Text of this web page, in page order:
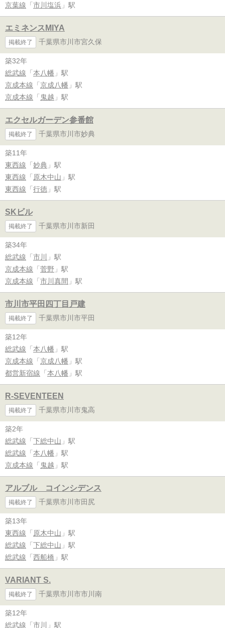
京葉線 「 市川塩浜 」駅
エミネンスMIYA
掲載終了 千葉県市川市宮久保
築32年
総武線 「 本八幡 」駅
京成本線 「 京成八幡 」駅
京成本線 「 鬼越 」駅
エクセルガーデン参番館
掲載終了 千葉県市川市妙典
築11年
東西線 「 妙典 」駅
東西線 「 原木中山 」駅
東西線 「 行徳 」駅
SKビル
掲載終了 千葉県市川市新田
築34年
総武線 「 市川
」駅
京成本線 「 菅野 」駅
京成本線 「 市川真間 」駅
市川市平田四丁目戸建
掲載終了 千葉県市川市平田
築12年
総武線 「 本八幡 」駅
京成本線 「 京成八幡 」駅
都営新宿線 「 本八幡 」駅
R-SEVENTEEN
掲載終了 千葉県市川市鬼高
築2年
総武線 「 下総中山 」駅
総武線 「 本八幡 」駅
京成本線 「 鬼越 」駅
アルブル コインシデンス
掲載終了 千葉県市川市田尻
築13年
東西線 「 原木中山 」駅
総武線 「 下総中山 」駅
総武線 「 西船橋 」駅
VARIANT S.
掲載終了 千葉県市川市市川南
築12年
総武線 「 市川 」駅